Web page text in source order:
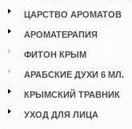
ЦАРСТВО АРОМАТОВ
АРОМАТЕРАПИЯ
ФИТОН КРЫМ
АРАБСКИЕ ДУХИ 6 МЛ.
КРЫМСКИЙ ТРАВНИК
УХОД ДЛЯ ЛИЦА